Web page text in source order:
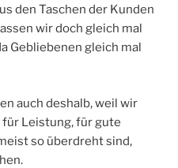
den Taschen der Kunden
wir doch gleich mal
Gebliebenen gleich mal
auch deshalb, weil wir
Leistung, für gute
so überdreht sind,